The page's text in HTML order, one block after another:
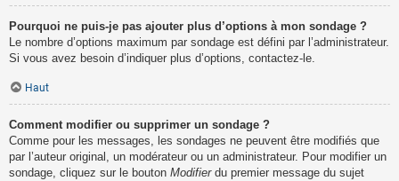
Pourquoi ne puis-je pas ajouter plus d’options à mon sondage ?
Le nombre d’options maximum par sondage est défini par l’administrateur.
Si vous avez besoin d’indiquer plus d’options, contactez-le.
Haut
Comment modifier ou supprimer un sondage ?
Comme pour les messages, les sondages ne peuvent être modifiés que
par l’auteur original, un modérateur ou un administrateur. Pour modifier un
sondage, cliquez sur le bouton Modifierdu premier message du sujet